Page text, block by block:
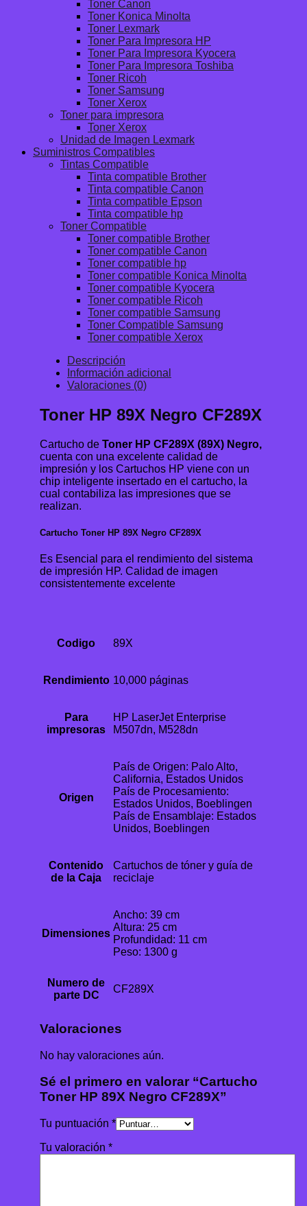
Toner Canon
Toner Konica Minolta
Toner Lexmark
Toner Para Impresora HP
Toner Para Impresora Kyocera
Toner Para Impresora Toshiba
Toner Ricoh
Toner Samsung
Toner Xerox
Toner para impresora
Toner Xerox
Unidad de Imagen Lexmark
Suministros Compatibles
Tintas Compatible
Tinta compatible Brother
Tinta compatible Canon
Tinta compatible Epson
Tinta compatible hp
Toner Compatible
Toner compatible Brother
Toner compatible Canon
Toner compatible hp
Toner compatible Konica Minolta
Toner compatible Kyocera
Toner compatible Ricoh
Toner compatible Samsung
Toner Compatible Samsung
Toner compatible Xerox
Descripción
Información adicional
Valoraciones (0)
Toner HP 89X Negro CF289X
Cartucho de Toner HP CF289X (89X) Negro,
cuenta con una excelente calidad de
impresión y los Cartuchos HP viene con un
chip inteligente insertado en el cartucho, la
cual contabiliza las impresiones que se
realizan.
Cartucho Toner HP 89X Negro CF289X
Es Esencial para el rendimiento del sistema
de impresión HP. Calidad de imagen
consistentemente excelente
Codigo 89X
Rendimiento 10,000 páginas
Para
impresoras
HP LaserJet Enterprise
M507dn, M528dn
Origen
País de Origen: Palo Alto,
California, Estados Unidos
País de Procesamiento:
Estados Unidos, Boeblingen
País de Ensamblaje: Estados
Unidos, Boeblingen
Contenido
de la Caja
Cartuchos de tóner y guía de
reciclaje
Dimensiones
Ancho: 39 cm
Altura: 25 cm
Profundidad: 11 cm
Peso: 1300 g
Numero de
parte DC
CF289X
Valoraciones
No hay valoraciones aún.
Sé el primero en valorar “Cartucho
Toner HP 89X Negro CF289X”
Tu puntuación *
Tu valoración *